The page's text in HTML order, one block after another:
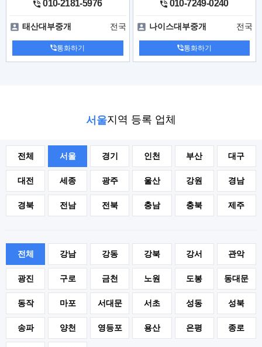
010-2181-5976
태산대부중개 전국
통화하기
010-7249-0240
나이스대부중개 전국
통화하기
서울지역 등록 업체
전체 서울 경기 인천 부산 대구
대전 세종 광주 울산 강원 경남
경북 전남 전북 충남 충북 제주
전체 강남 강동 강북 강서 관악
광진 구로 금천 노원 도봉 동대문
동작 마포 서대문 서초 성동 성북
송파 양천 영등포 용산 은평 종로